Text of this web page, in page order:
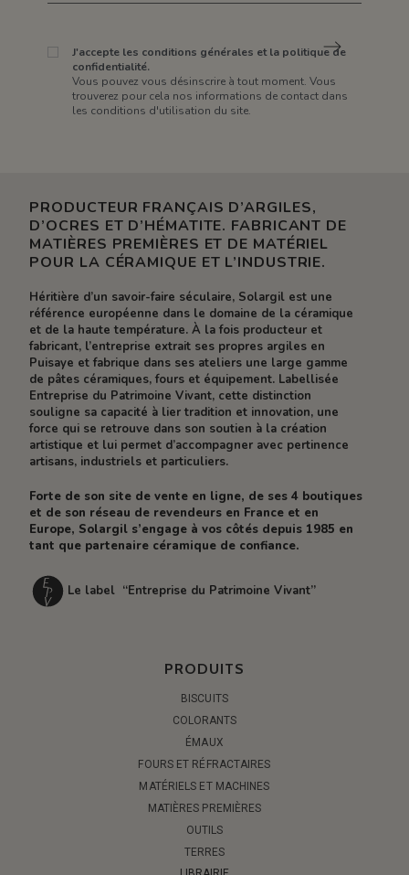
J'accepte les conditions générales et la politique de
confidentialité.
Vous pouvez vous désinscrire à tout moment. Vous
trouverez pour cela nos informations de contact dans
les conditions d'utilisation du site.
PRODUCTEUR FRANÇAIS D’ARGILES,
D’OCRES ET D’HÉMATITE. FABRICANT DE
MATIÈRES PREMIÈRES ET DE MATÉRIEL
POUR LA CÉRAMIQUE ET L’INDUSTRIE.
Héritière d’un savoir-faire séculaire, Solargil est une
référence européenne dans le domaine de la céramique
et de la haute température. À la fois producteur et
fabricant, l’entreprise extrait ses propres argiles en
Puisaye et fabrique dans ses ateliers une large gamme
de pâtes céramiques, fours et équipement. Labellisée
Entreprise du Patrimoine Vivant, cette distinction
souligne sa capacité à lier tradition et innovation, une
force qui se retrouve dans son soutien à la création
artistique et lui permet d’accompagner avec pertinence
artisans, industriels et particuliers.
Forte de son site de vente en ligne, de ses 4 boutiques
et de son réseau de revendeurs en France et en
Europe, Solargil s’engage à vos côtés depuis 1985 en
tant que partenaire céramique de confiance.
Le label “Entreprise du Patrimoine Vivant”
PRODUITS
BISCUITS
COLORANTS
ÉMAUX
FOURS ET RÉFRACTAIRES
MATÉRIELS ET MACHINES
MATIÈRES PREMIÈRES
OUTILS
TERRES